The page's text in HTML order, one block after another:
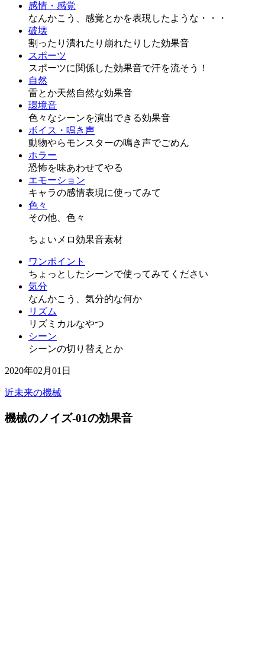
感情・感覚
なんかこう、感覚とかを表現したような・・・
破壊
割ったり潰れたり崩れたりした効果音
スポーツ
スポーツに関係した効果音で汗を流そう！
自然
雷とか天然自然な効果音
環境音
色々なシーンを演出できる効果音
ボイス・鳴き声
動物やらモンスターの鳴き声でごめん
ホラー
恐怖を味あわせてやる
エモーション
キャラの感情表現に使ってみて
色々
その他、色々
ちょいメロ効果音素材
ワンポイント
ちょっとしたシーンで使ってみてください
気分
なんかこう、気分的な何か
リズム
リズミカルなやつ
シーン
シーンの切り替えとか
2020年02月01日
近未来の機械
機械のノイズ-01の効果音